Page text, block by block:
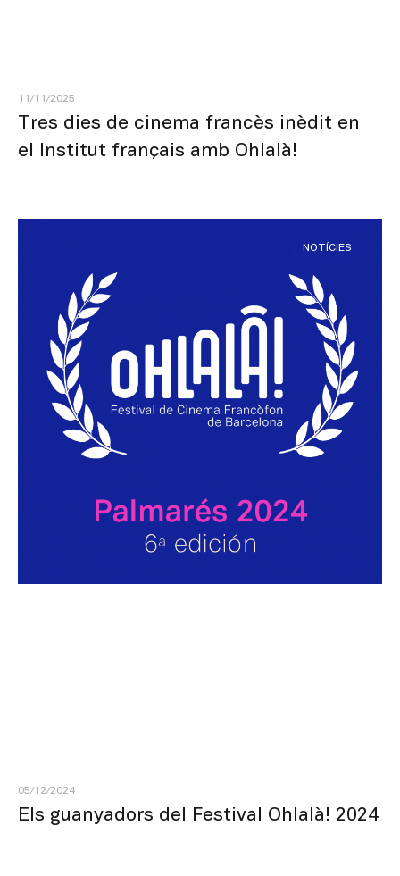
Tres dies de cinema francès inèdit en
el Institut français amb Ohlalà!
11/11/2025
NOTÍCIES
Els guanyadors del Festival Ohlalà! 2024
05/12/2024